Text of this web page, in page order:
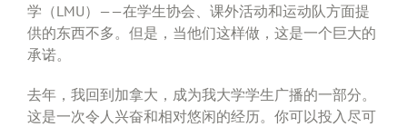
学（LMU）——在学生协会、课外活动和运动队方面提
供的东西不多。但是，当他们这样做，这是一个巨大的
承诺。
去年，我回到加拿大，成为我大学学生广播的一部分。
这是一次令人兴奋和相对悠闲的经历。你可以投入尽可